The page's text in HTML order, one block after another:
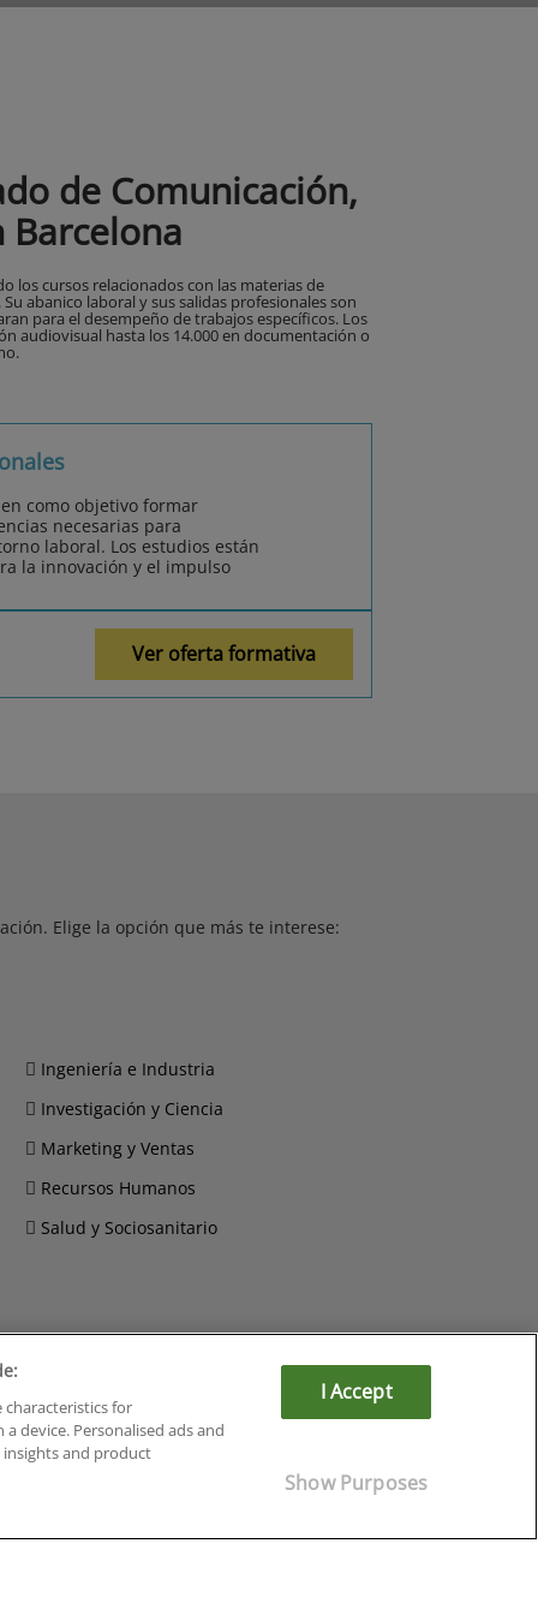
de Comunicación,
Barcelona
los cursos relacionados con las materias de
abanico laboral y sus salidas profesionales son
para el desempeño de trabajos específicos. Los
audiovisual hasta los 14.000 en documentación o
como objetivo formar
necesarias para
laboral. Los estudios están
la innovación y el impulso
Ver oferta formativa
Elige la opción que más te interese:
Ingeniería e Industria
Investigación y Ciencia
Marketing y Ventas
Recursos Humanos
Salud y Sociosanitario
Cursos en Tarragona
Cursos en Tenerife
Cursos en Toledo
Cursos en Zaragoza
characteristics for
device. Personalised ads and
and product
I Accept
Show Purposes